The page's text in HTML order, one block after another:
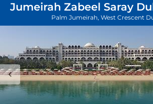
Jumeirah Zabeel Saray
Palm Jumeirah, West Crescent